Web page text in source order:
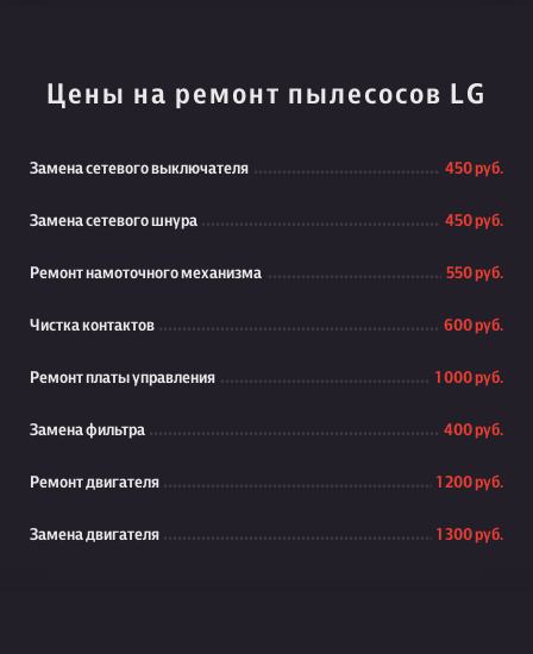
Цены на ремонт пылесосов LG
Замена сетевого выключателя 450 руб.
Замена сетевого шнура 450 руб.
Ремонт намоточного механизма 550 руб.
Чистка контактов 600 руб.
Ремонт платы управления 1 000 руб.
Замена фильтра 400 руб.
Ремонт двигателя 1 200 руб.
Замена двигателя 1 300 руб.